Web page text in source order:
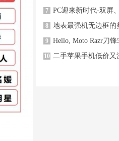
7 PC迎来新时代-双屏
8 地表最强机无边框的
9 Hello, Moto Razr刀锋
10 二手苹果手机低价又